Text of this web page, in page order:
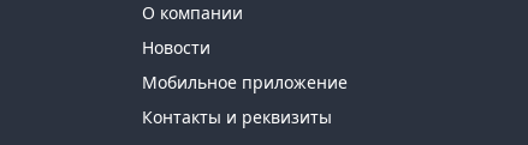
О компании
Новости
Мобильное приложение
Контакты и реквизиты